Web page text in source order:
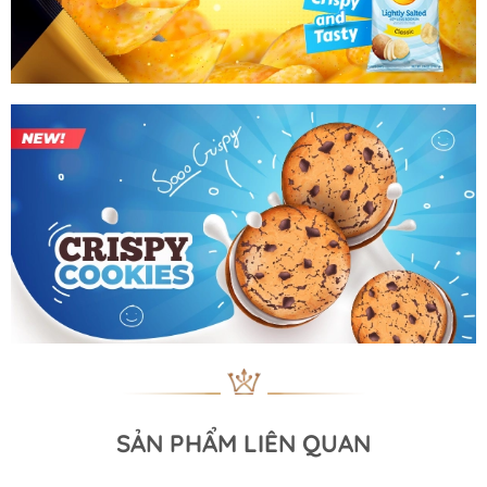
SẢN PHẨM LIÊN QUAN